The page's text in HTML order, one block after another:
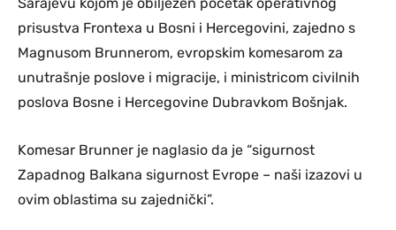
prisustva Frontexa u Bosni i Hercegovini, zajedno s
Magnusom Brunnerom, evropskim komesarom za
unutrašnje poslove i migracije, i ministricom civilnih
poslova Bosne i Hercegovine Dubravkom Bošnjak.
Komesar Brunner je naglasio da je “sigurnost
Zapadnog Balkana sigurnost Evrope – naši izazovi u
ovim oblastima su zajednički”.